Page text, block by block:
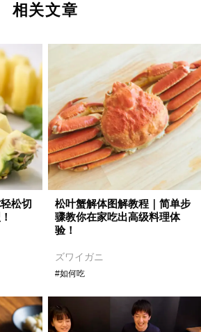
相关文章
松切
松叶蟹解体图解教程｜简单步
骤教你在家吃出高级料理体
验！
ズワイガニ
#如何吃